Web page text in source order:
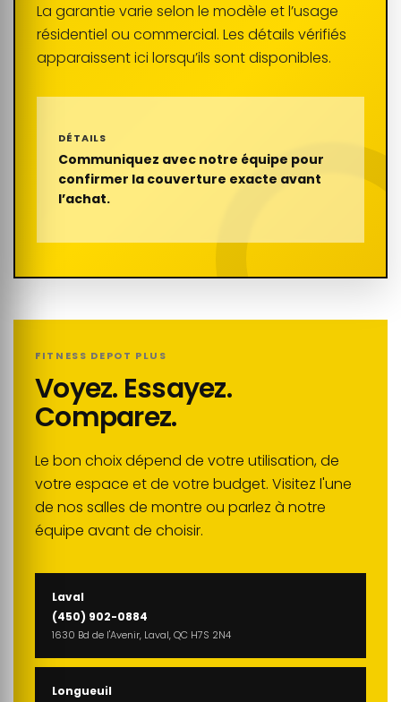
La garantie varie selon le modèle et l’usage
résidentiel ou commercial. Les détails vérifiés
apparaissent ici lorsqu’ils sont disponibles.
DÉTAILS
Communiquez avec notre équipe pour
confirmer la couverture exacte avant
l’achat.
FITNESS DEPOT PLUS
Voyez. Essayez.
Comparez.
Le bon choix dépend de votre utilisation, de
votre espace et de votre budget. Visitez l'une
de nos salles de montre ou parlez à notre
équipe avant de choisir.
Laval
(450) 902-0884
1630 Bd de l'Avenir, Laval, QC H7S 2N4
Longueuil